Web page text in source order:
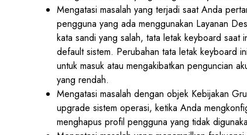
Mengatasi masalah yang terjadi saat Anda
pengguna yang ada menggunakan Layanan
kata sandi yang salah, tata letak keyboard
default sistem. Perubahan tata letak keyboard
untuk masuk atau mengakibatkan penguncian
yang rendah.
Mengatasi masalah dengan objek Kebijakan
upgrade sistem operasi, ketika Anda
menghapus profil pengguna yang tidak